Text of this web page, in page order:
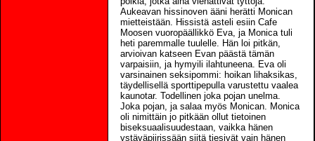
Aukeavan hissinoven ääni herätti Monican
mietteistään. Hissistä asteli esiin Cafe
Moosen vuoropäällikkö Eva, ja Monica tuli
heti paremmalle tuulelle. Hän loi pitkän,
arvioivan katseen Evan päästä tämän
varpaisiin, ja hymyili ilahtuneena. Eva oli
varsinainen seksipommi: hoikan lihaksikas,
täydellisellä sporttipepulla varustettu vaalea
kaunotar. Todellinen joka pojan unelma.
Joka pojan, ja salaa myös Monican. Monica
oli nimittäin jo pitkään ollut tietoinen
biseksuaalisuudestaan, vaikka hänen
ystäväpiirissään siitä tiesivät vain hänen